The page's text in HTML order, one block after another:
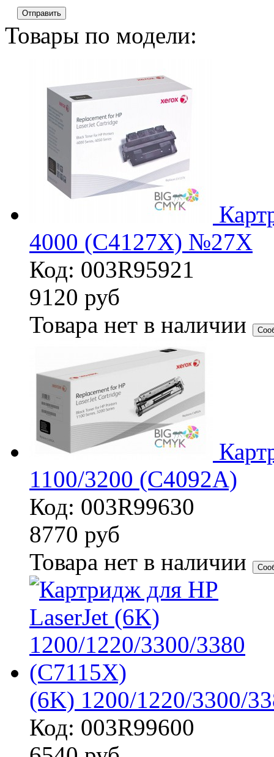
Отправить
Товары по модели:
4000 (C4127X) №27X
Код: 003R95921
9120 руб
Товара нет в наличии
1100/3200 (C4092A)
Код: 003R99630
8770 руб
Товара нет в наличии
(6K) 1200/1220/3300/
Код: 003R99600